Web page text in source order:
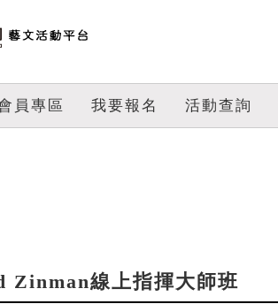
員專區 我要報名 活動查詢
Zinman線上指揮大師班